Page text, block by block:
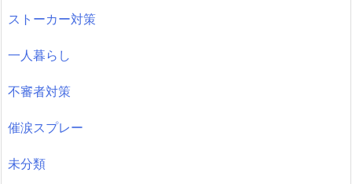
ストーカー対策
一人暮らし
不審者対策
催涙スプレー
未分類